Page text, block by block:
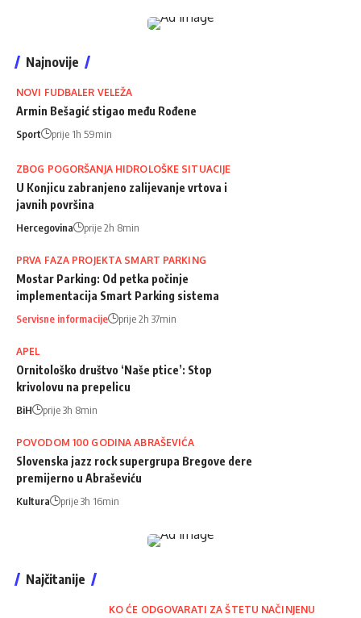
Najnovije
NOVI FUDBALER VELEŽA
Armin Bešagić stigao među Rođene
Sport prije 1h 59min
ZBOG POGORŠANJA HIDROLOŠKE SITUACIJE
U Konjicu zabranjeno zalijevanje vrtova i
javnih površina
Hercegovina prije 2h 8min
PRVA FAZA PROJEKTA SMART PARKING
Mostar Parking: Od petka počinje
implementacija Smart Parking sistema
Servisne informacije prije 2h 37min
APEL
Ornitološko društvo ‘Naše ptice’: Stop
krivolovu na prepelicu
BiH prije 3h 8min
POVODOM 100 GODINA ABRAŠEVIĆA
Slovenska jazz rock supergrupa Bregove dere
premijerno u Abraševiću
Kultura prije 3h 16min
Najčitanije
KO ĆE ODGOVARATI ZA ŠTETU NAČINJENU